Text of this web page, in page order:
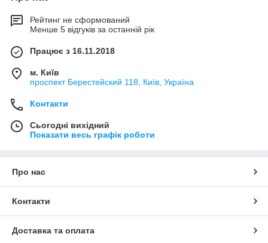
Рейтинг не сформований
Менше 5 відгуків за останній рік
Працює з 16.11.2018
м. Київ
проспект Берестейский 118, Київ, Україна
Контакти
Сьогодні вихідний
Показати весь графік роботи
Про нас
Контакти
Доставка та оплата